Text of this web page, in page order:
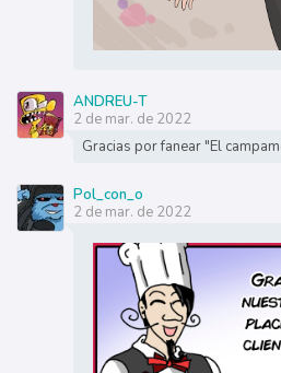
ANDREU-T
2 de mar. de 2022
Gracias por fanear "El
Pol_con_o
2 de mar. de 2022